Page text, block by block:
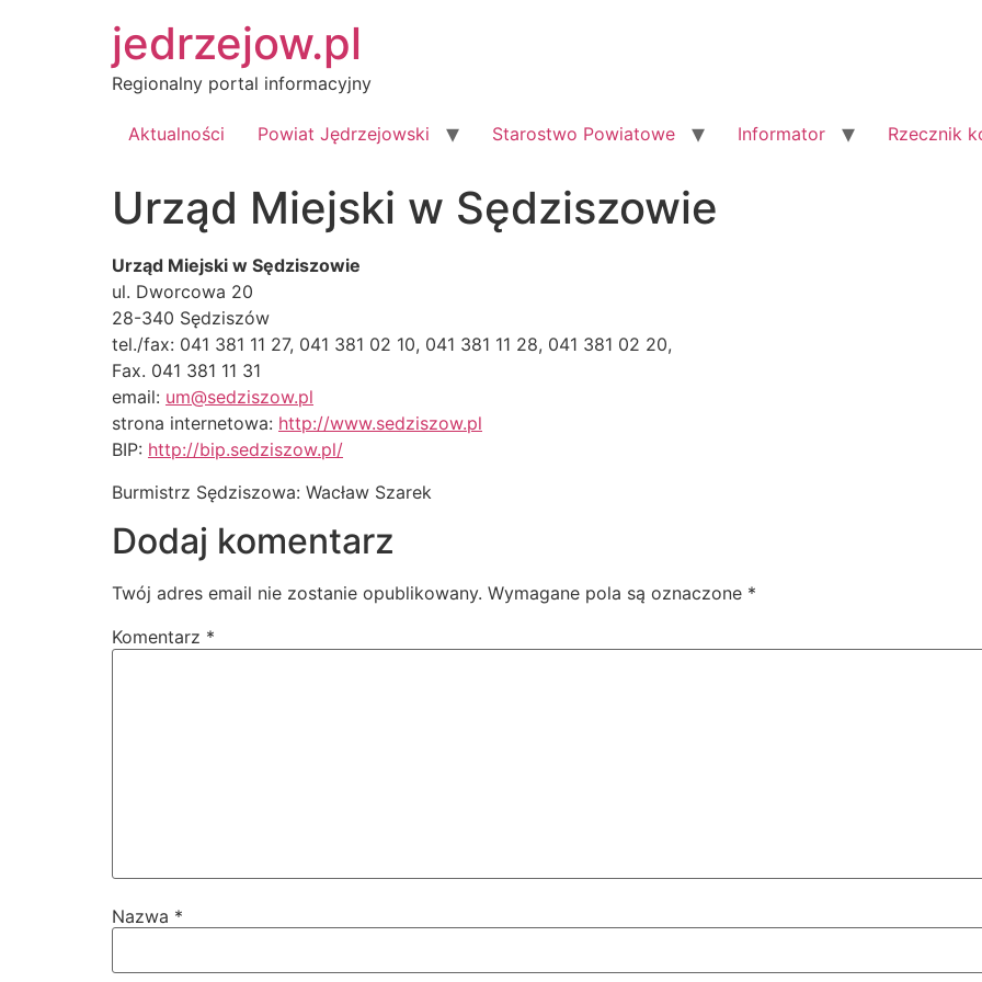
jedrzejow.pl
Regionalny portal informacyjny
Aktualności Powiat Jędrzejowski Starostwo Powiatowe Informator Rzecznik
Urząd Miejski w Sędziszowie
Urząd Miejski w Sędziszowie
ul. Dworcowa 20
28-340 Sędziszów
tel./fax: 041 381 11 27, 041 381 02 10, 041 381 11 28, 041 381 02 20,
Fax. 041 381 11 31
email: um@sedziszow.pl
strona internetowa: http://www.sedziszow.pl
BIP: http://bip.sedziszow.pl/
Burmistrz Sędziszowa: Wacław Szarek
Dodaj komentarz
Twój adres email nie zostanie opublikowany. Wymagane pola są oznaczone *
Komentarz *
Nazwa *